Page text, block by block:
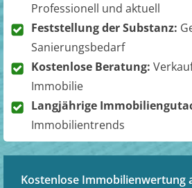
Professionell und aktuell
Feststellung der Substanz:
Sanierungsbedarf
Kostenlose Beratung:
Immobilie
Langjährige
Immobilientrends
Kostenlose Immobilienwertung